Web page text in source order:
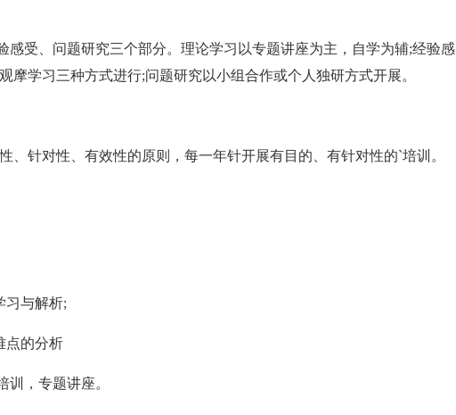
受、问题研究三个部分。理论学习以专题讲座为主，自学为辅;经验感
摩学习三种方式进行;问题研究以小组合作或个人独研方式开展。
针对性、有效性的原则，每一年针开展有目的、有针对性的`培训。
与解析;
的分析
，专题讲座。